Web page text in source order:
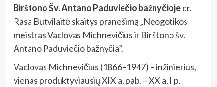
Birštono Šv. Antano Paduviečio bažnyčiojedr.
Rasa Butvilaitė skaitys pranešimą „Neogotikos
meistras Vaclovas Michnevičius ir Birštono šv.
Antano Paduviečio bažnyčia”.
Vaclovas Michnevičius (1866–1947) – inžinierius,
vienas produktyviausių XIX a. pab. – XX a. I p.